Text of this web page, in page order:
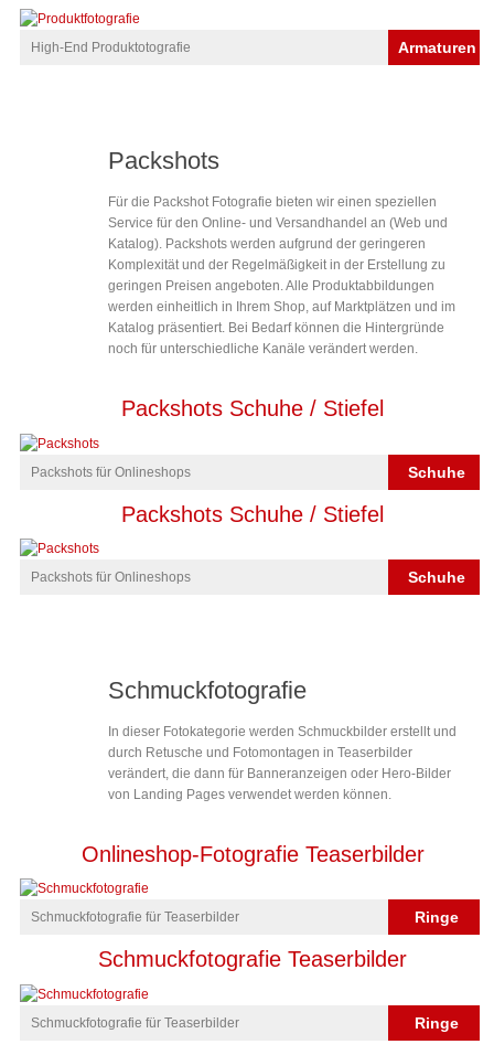
Armaturen
High-End Produktotografie
Packshots
Für die Packshot Fotografie bieten wir einen speziellen
Service für den Online- und Versandhandel an (Web und
Katalog). Packshots werden aufgrund der geringeren
Komplexität und der Regelmäßigkeit in der Erstellung zu
geringen Preisen angeboten. Alle Produktabbildungen
werden einheitlich in Ihrem Shop, auf Marktplätzen und im
Katalog präsentiert. Bei Bedarf können die Hintergründe
noch für unterschiedliche Kanäle verändert werden.
Packshots Schuhe / Stiefel
Schuhe
Packshots für Onlineshops
Packshots Schuhe / Stiefel
Schuhe
Packshots für Onlineshops
Schmuckfotografie
In dieser Fotokategorie werden Schmuckbilder erstellt und
durch Retusche und Fotomontagen in Teaserbilder
verändert, die dann für Banneranzeigen oder Hero-Bilder
von Landing Pages verwendet werden können.
Onlineshop-Fotografie Teaserbilder
Ringe
Schmuckfotografie für Teaserbilder
Schmuckfotografie Teaserbilder
Ringe
Schmuckfotografie für Teaserbilder